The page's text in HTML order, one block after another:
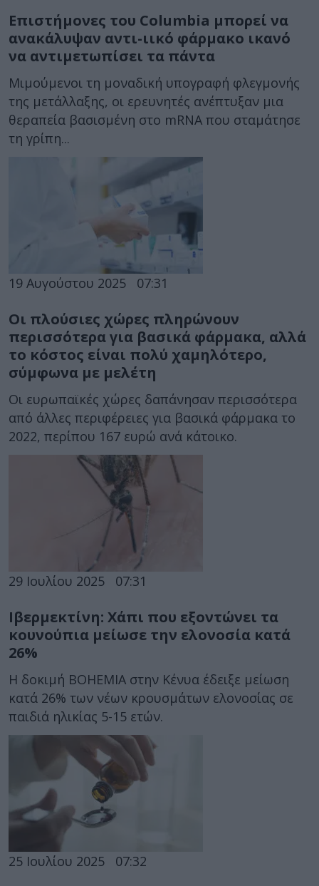
Επιστήμονες του Columbia μπορεί να
ανακάλυψαν αντι-ιικό φάρμακο ικανό
να αντιμετωπίσει τα πάντα
Μιμούμενοι τη μοναδική υπογραφή φλεγμονής
της μετάλλαξης, οι ερευνητές ανέπτυξαν μια
θεραπεία βασισμένη στο mRNA που σταμάτησε
τη γρίπη...
19 Αυγούστου 2025 07:31
Οι πλούσιες χώρες πληρώνουν
περισσότερα για βασικά φάρμακα, αλλά
το κόστος είναι πολύ χαμηλότερο,
σύμφωνα με μελέτη
Οι ευρωπαϊκές χώρες δαπάνησαν περισσότερα
από άλλες περιφέρειες για βασικά φάρμακα το
2022, περίπου 167 ευρώ ανά κάτοικο.
29 Ιουλίου 2025 07:31
Ιβερμεκτίνη: Χάπι που εξοντώνει τα
κουνούπια μείωσε την ελονοσία κατά
26%
Η δοκιμή BOHEMIA στην Κένυα έδειξε μείωση
κατά 26% των νέων κρουσμάτων ελονοσίας σε
παιδιά ηλικίας 5-15 ετών.
25 Ιουλίου 2025 07:32